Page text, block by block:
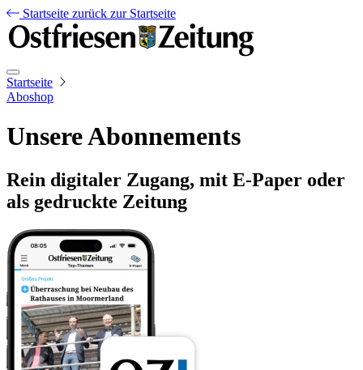
Startseite zurück zur Startseite
Startseite
Aboshop
Unsere Abonnements
Rein digitaler Zugang, mit E-Paper oder
als gedruckte Zeitung